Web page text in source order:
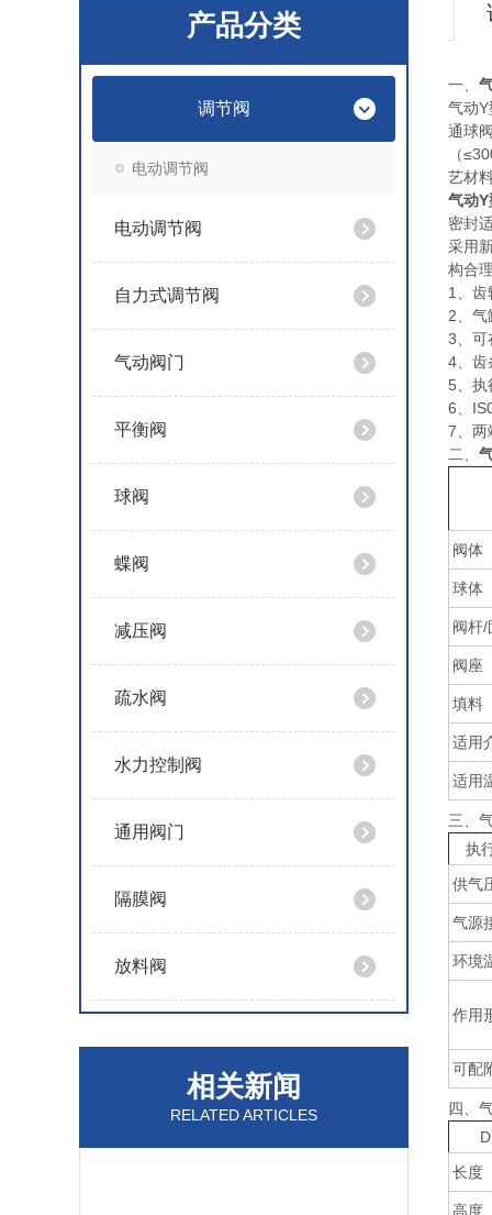
产品分类
调节阀
电动调节阀
电动调节阀
自力式调节阀
气动阀门
平衡阀
球阀
蝶阀
减压阀
疏水阀
水力控制阀
通用阀门
隔膜阀
放料阀
相关新闻
RELATED ARTICLES
一、
气动
通球
（
艺材
气动
密封
采用
构合
1、齿
2、气
3、可
4、齿
5、执
6、
7、两
二、
阀体
球体
阀杆/
阀座
填料
适用
适用
三、
执
供气
气源
环境
作用
可配
四、
长度
高度